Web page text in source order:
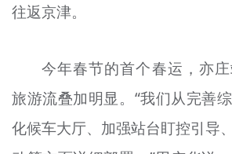
往返京津。
今年春节的首个春运，亦
旅游流叠加明显。“我们从完善
化候车大厅、加强站台盯控引导